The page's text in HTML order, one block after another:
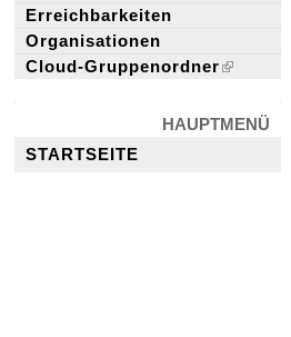
Erreichbarkeiten
Organisationen
Cloud-Gruppenordner
HAUPTMENÜ
STARTSEITE